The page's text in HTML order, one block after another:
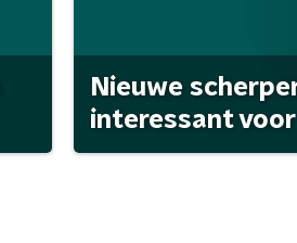
Nieuwe
interessant